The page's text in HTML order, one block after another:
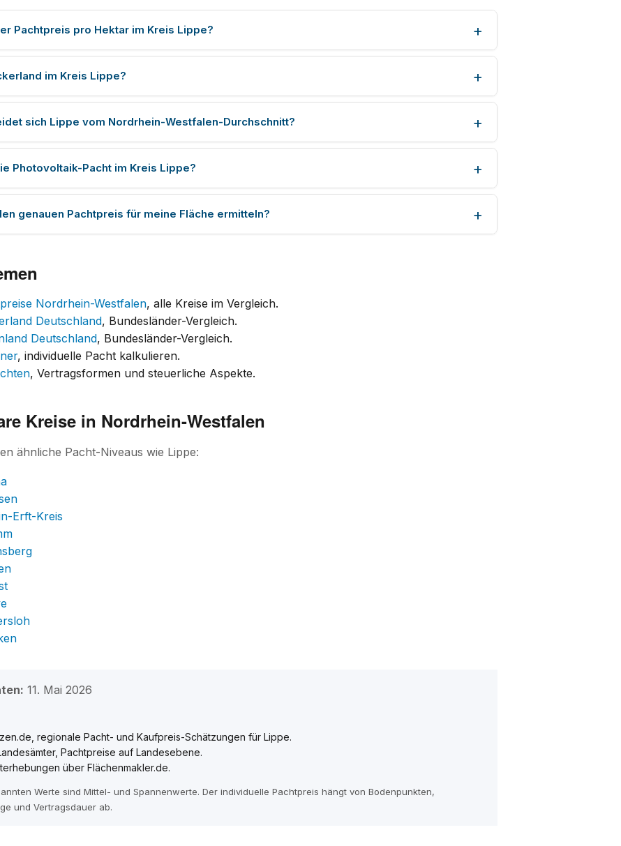
Pachtpreis pro Hektar im Kreis Lippe?
im Kreis Lippe?
sich Lippe vom Nordrhein-Westfalen-Durchschnitt?
Photovoltaik-Pacht im Kreis Lippe?
genauen Pachtpreis für meine Fläche ermitteln?
Nordrhein-Westfalen, alle Kreise im Vergleich.
Deutschland, Bundesländer-Vergleich.
Deutschland, Bundesländer-Vergleich.
, individuelle Pacht kalkulieren.
, Vertragsformen und steuerliche Aspekte.
Kreise in Nordrhein-Westfalen
ähnliche Pacht-Niveaus wie Lippe:
Erft-Kreis
11. Mai 2026
regionale Pacht- und Kaufpreis-Schätzungen für Lippe.
Pachtpreise auf Landesebene.
über Flächenmakler.de.
Werte sind Mittel- und Spannenwerte. Der individuelle Pachtpreis hängt von Bodenpunkten,
und Vertragsdauer ab.